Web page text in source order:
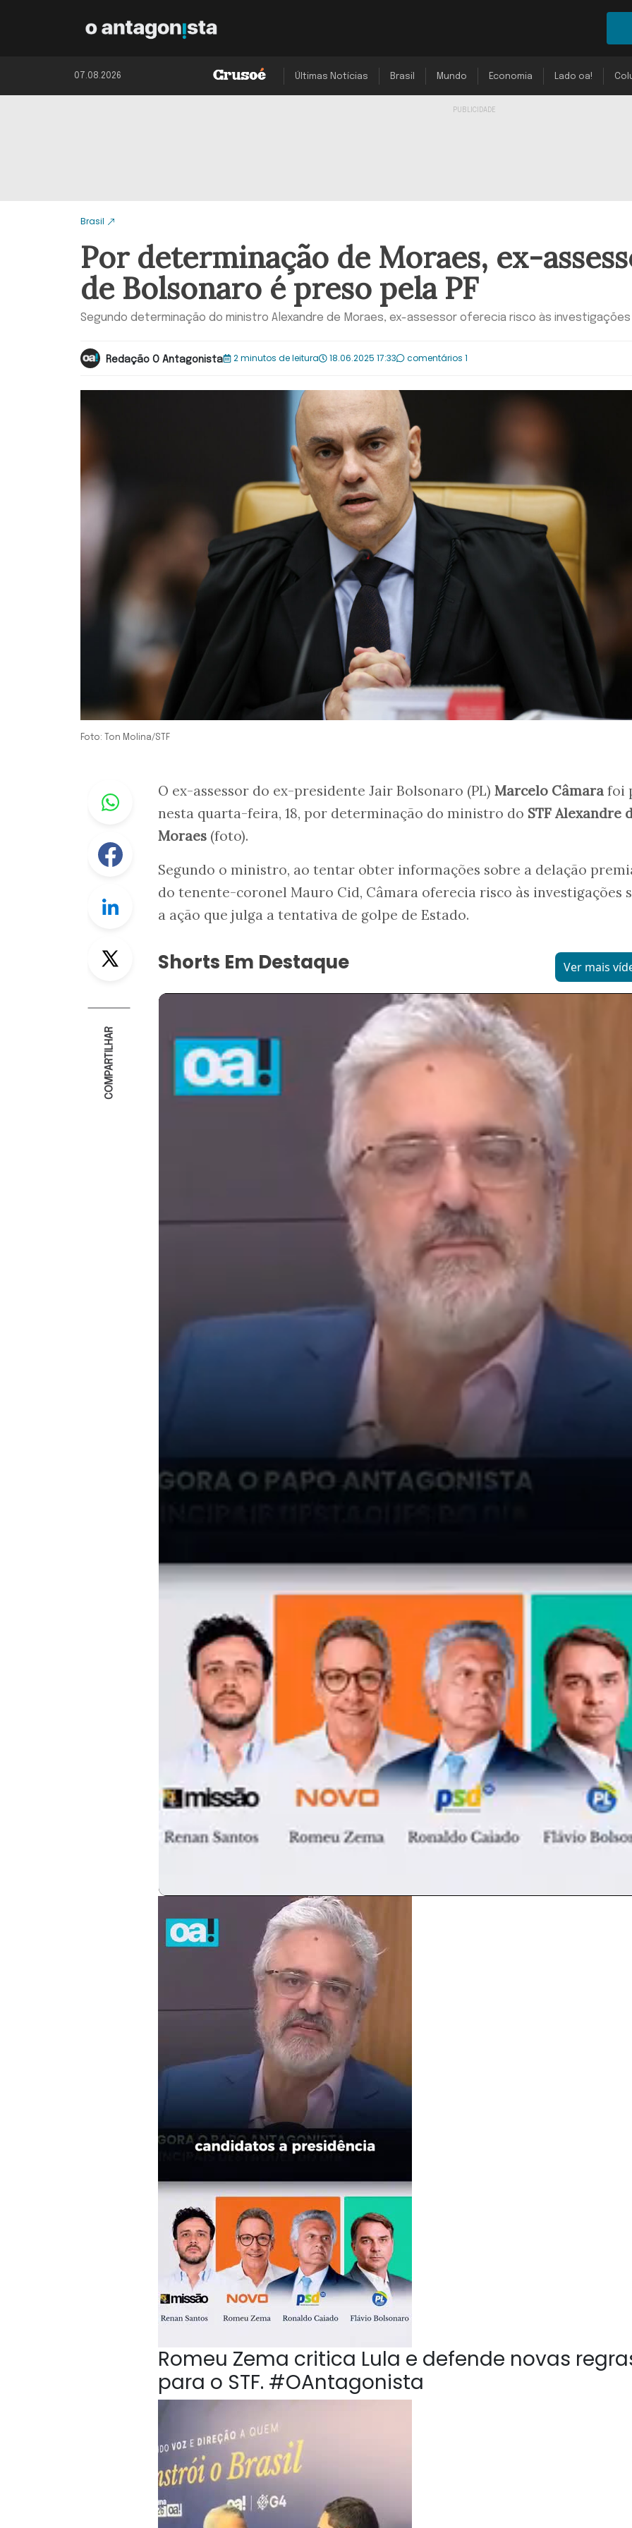
07.08.2026 Últimas Notícias Brasil Mundo Economia Lado oa!
Brasil
Por determinação de Moraes, ex-
de Bolsonaro é preso pela PF
Segundo determinação do ministro Alexandre de Moraes, ex-assessor oferecia risco às investigações
Redação O Antagonista 2 minutos de leitura 18.06.2025 17:33 comentários 1
Foto: Ton Molina/STF
Whastapp
Facebook
Linkedin
COMPARTILHAR
O ex-assessor do ex-presidente Jair Bolsonaro (PL) Marcelo Câmara foi
nesta quarta-feira, 18, por determinação do ministro do STF Alexandre
Moraes (foto).
Segundo o ministro, ao tentar obter informações sobre a delação
do tenente-coronel Mauro Cid, Câmara oferecia risco às investigações
a ação que julga a tentativa de golpe de Estado.
Shorts Em Destaque Ver mais
Romeu Zema critica Lula e defende novas
para o STF. #OAntagonista